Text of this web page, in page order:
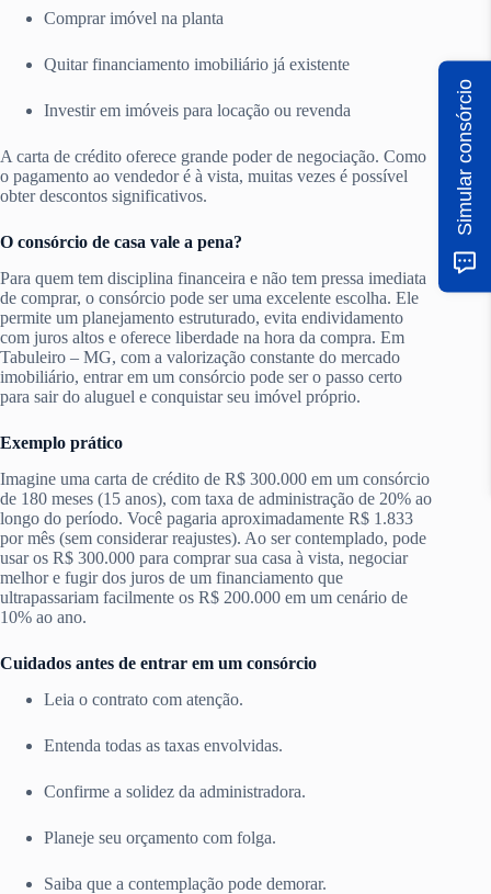
Comprar imóvel na planta
Quitar financiamento imobiliário já existente
Investir em imóveis para locação ou revenda
A carta de crédito oferece grande poder de negociação. Como
o pagamento ao vendedor é à vista, muitas vezes é possível
obter descontos significativos.
O consórcio de casa vale a pena?
Para quem tem disciplina financeira e não tem pressa imediata
de comprar, o consórcio pode ser uma excelente escolha. Ele
permite um planejamento estruturado, evita endividamento
com juros altos e oferece liberdade na hora da compra. Em
Tabuleiro – MG, com a valorização constante do mercado
imobiliário, entrar em um consórcio pode ser o passo certo
para sair do aluguel e conquistar seu imóvel próprio.
Exemplo prático
Imagine uma carta de crédito de R$ 300.000 em um consórcio
de 180 meses (15 anos), com taxa de administração de 20% ao
longo do período. Você pagaria aproximadamente R$ 1.833
por mês (sem considerar reajustes). Ao ser contemplado, pode
usar os R$ 300.000 para comprar sua casa à vista, negociar
melhor e fugir dos juros de um financiamento que
ultrapassariam facilmente os R$ 200.000 em um cenário de
10% ao ano.
Cuidados antes de entrar em um consórcio
Leia o contrato com atenção.
Entenda todas as taxas envolvidas.
Confirme a solidez da administradora.
Planeje seu orçamento com folga.
Saiba que a contemplação pode demorar.
Simular consórcio